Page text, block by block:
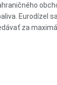
Eurodízel
za